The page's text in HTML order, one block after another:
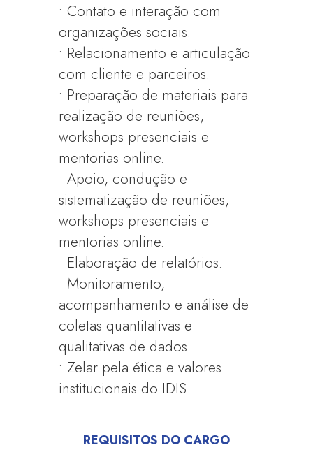
• Contato e interação com
organizações sociais.
• Relacionamento e articulação
com cliente e parceiros.
• Preparação de materiais para
realização de reuniões,
workshops presenciais e
mentorias online.
• Apoio, condução e
sistematização de reuniões,
workshops presenciais e
mentorias online.
• Elaboração de relatórios.
• Monitoramento,
acompanhamento e análise de
coletas quantitativas e
qualitativas de dados.
• Zelar pela ética e valores
institucionais do IDIS.
REQUISITOS DO CARGO